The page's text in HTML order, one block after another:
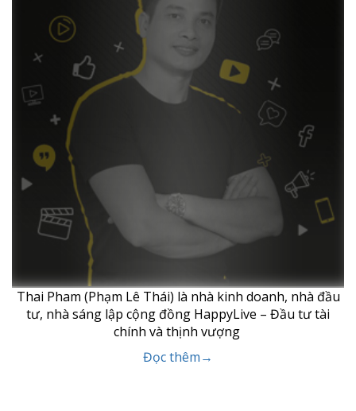
Thai Pham (Phạm Lê Thái) là nhà kinh doanh, nhà đầu
tư, nhà sáng lập cộng đồng HappyLive – Đầu tư tài
chính và thịnh vượng
Đọc thêm→